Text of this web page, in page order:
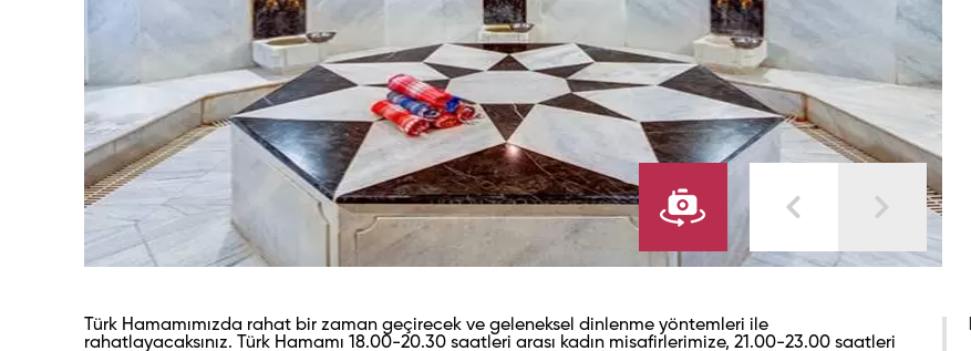
Türk Hamamımızda rahat bir zaman geçirecek ve geleneksel dinlenme yöntemleri ile
rahatlayacaksınız. Türk Hamamı 18.00-20.30 saatleri arası kadın misafirlerimize, 21.00-23.00 saatleri